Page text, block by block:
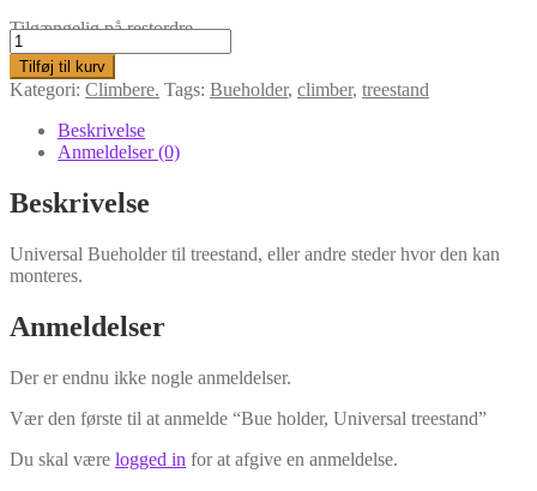
Tilgængelig på restordre
Bue
holder,
Universal
treestand
antal
Tilføj til kurv
Kategori: Climbere. Tags: Bueholder, climber, treestand
Beskrivelse
Anmeldelser (0)
Beskrivelse
Universal Bueholder til treestand, eller andre steder hvor den kan
monteres.
Anmeldelser
Der er endnu ikke nogle anmeldelser.
Vær den første til at anmelde “Bue holder, Universal treestand”
Du skal være logged in for at afgive en anmeldelse.